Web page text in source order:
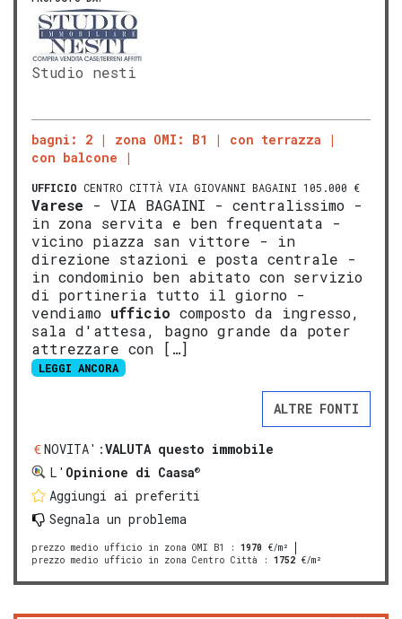
Studio nesti
bagni: 2 zona OMI: B1
con terrazza
con balcone
UFFICIO CENTRO CITTÀ VIA GIOVANNI BAGAINI 105.000 €
Varese - VIA BAGAINI - centralissimo -
in zona servita e ben frequentata -
vicino piazza san vittore - in
direzione stazioni e posta centrale -
in condominio ben abitato con servizio
di portineria tutto il giorno -
vendiamo ufficio composto da ingresso,
sala d'attesa, bagno grande da poter
attrezzare con […]
LEGGI ANCORA
ALTRE FONTI
NOVITA':VALUTA questo immobile
L' Opinione di Caasa®
Aggiungi ai preferiti
Segnala un problema
prezzo medio ufficio in zona OMI B1 : 1970 €/m²
prezzo medio ufficio in zona Centro Città : 1752 €/m²